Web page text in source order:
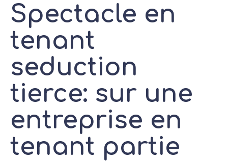
Spectacle en
tenant
seduction
tierce: sur une
entreprise en
tenant partie